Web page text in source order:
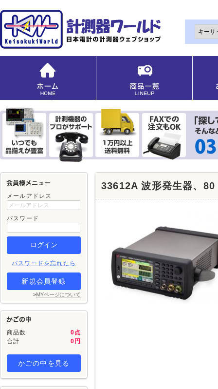
メールアドレス
パスワード
パスワードを忘れたら
新規会員登録
>MYページについて
商品数
0点
合計
0円
かごの中を見る
33612A 波形発生器、